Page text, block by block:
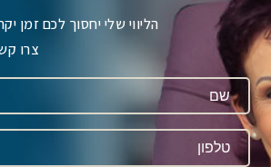
הליווי שלי יחסוך לכם זמן
צרו